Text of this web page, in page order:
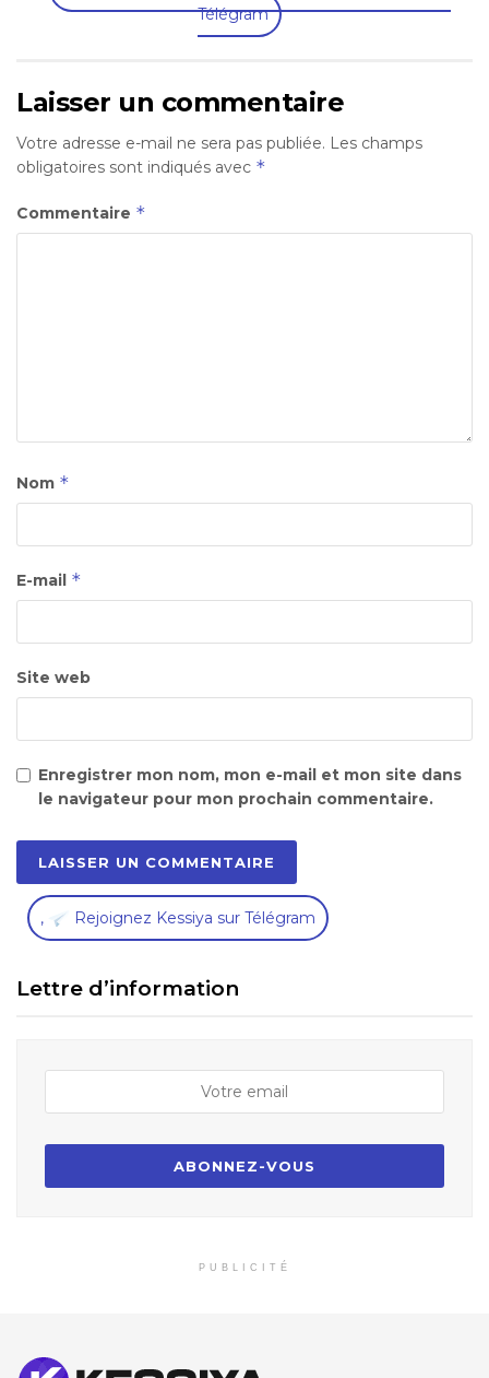
Télégram
Laisser un commentaire
Votre adresse e-mail ne sera pas publiée. Les champs
obligatoires sont indiqués avec *
Commentaire *
Nom *
E-mail *
Site web
Enregistrer mon nom, mon e-mail et mon site dans
le navigateur pour mon prochain commentaire.
, Rejoignez Kessiya sur Télégram
Lettre d’information
PUBLICITÉ